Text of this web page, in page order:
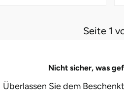
Seite 1
Nicht sicher, was
Überlassen Sie dem